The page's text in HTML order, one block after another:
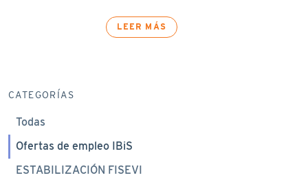
LEER MÁS
CATEGORÍAS
Todas
Ofertas de empleo IBiS
ESTABILIZACIÓN FISEVI